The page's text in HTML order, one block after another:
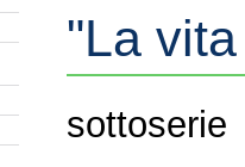
"La
sottoserie